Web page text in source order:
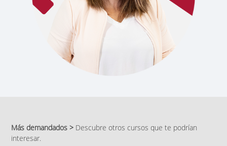
Más demandados > Descubre otros cursos que te podrían
interesar.